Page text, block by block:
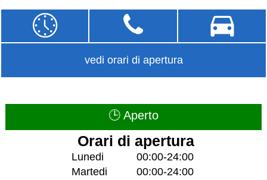
vedi orari di apertura
🕒 Aperto
Orari di apertura
Lunedi
00:00-24:00
Martedi
00:00-24:00